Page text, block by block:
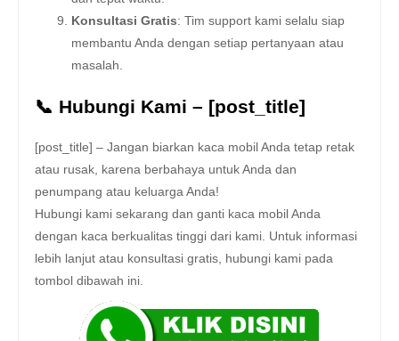
Konsultasi Gratis: Tim support kami selalu siap
membantu Anda dengan setiap pertanyaan atau
masalah.
📞 Hubungi Kami – [post_title]
[post_title] – Jangan biarkan kaca mobil Anda tetap retak
atau rusak, karena berbahaya untuk Anda dan
penumpang atau keluarga Anda!
Hubungi kami sekarang dan ganti kaca mobil Anda
dengan kaca berkualitas tinggi dari kami. Untuk informasi
lebih lanjut atau konsultasi gratis, hubungi kami pada
tombol dibawah ini.